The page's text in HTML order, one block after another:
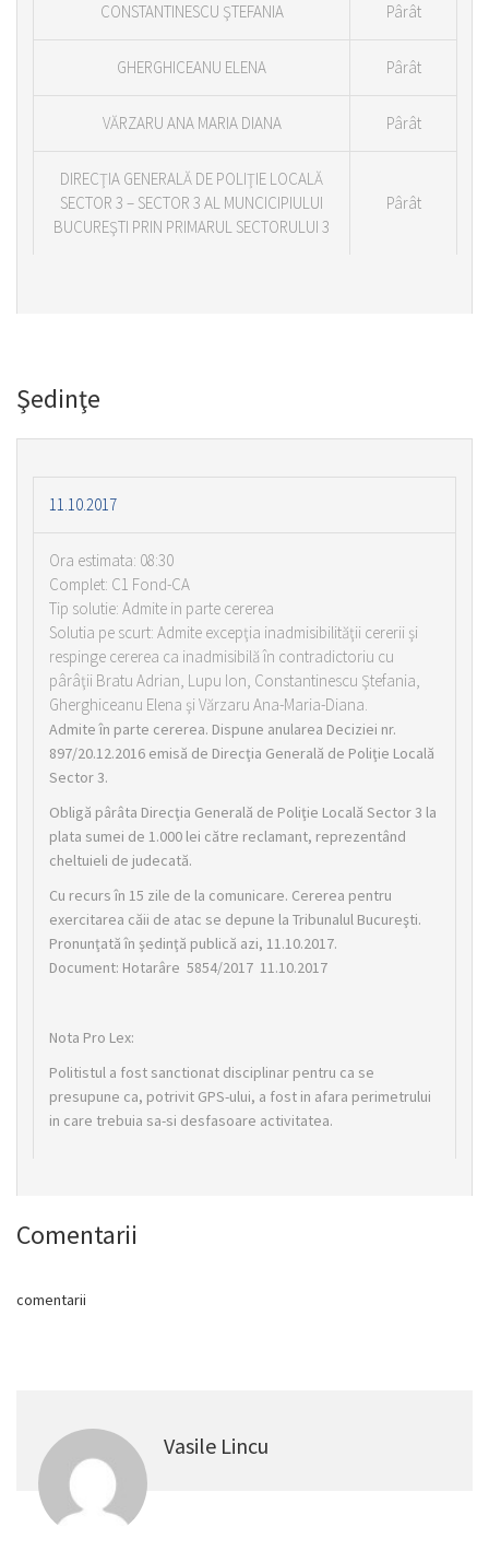
CONSTANTINESCU ŞTEFANIA Pârât
GHERGHICEANU ELENA Pârât
VĂRZARU ANA MARIA DIANA Pârât
DIRECŢIA GENERALĂ DE POLIŢIE LOCALĂ
SECTOR 3 – SECTOR 3 AL MUNCICIPIULUI
BUCUREŞTI PRIN PRIMARUL SECTORULUI 3
Pârât
Şedinţe
11.10.2017
Ora estimata: 08:30
Complet: C1 Fond-CA
Tip solutie: Admite in parte cererea
Solutia pe scurt: Admite excepţia inadmisibilităţii cererii şi
respinge cererea ca inadmisibilă în contradictoriu cu
pârâţii Bratu Adrian, Lupu Ion, Constantinescu Ştefania,
Gherghiceanu Elena şi Vărzaru Ana-Maria-Diana.
Admite în parte cererea. Dispune anularea Deciziei nr.
897/20.12.2016 emisă de Direcţia Generală de Poliţie Locală
Sector 3.
Obligă pârâta Direcţia Generală de Poliţie Locală Sector 3 la
plata sumei de 1.000 lei către reclamant, reprezentând
cheltuieli de judecată.
Cu recurs în 15 zile de la comunicare. Cererea pentru
exercitarea căii de atac se depune la Tribunalul Bucureşti.
Pronunţată în şedinţă publică azi, 11.10.2017.
Document: Hotarâre 5854/2017 11.10.2017
Nota Pro Lex:
Politistul a fost sanctionat disciplinar pentru ca se
presupune ca, potrivit GPS-ului, a fost in afara perimetrului
in care trebuia sa-si desfasoare activitatea.
Comentarii
comentarii
Vasile Lincu